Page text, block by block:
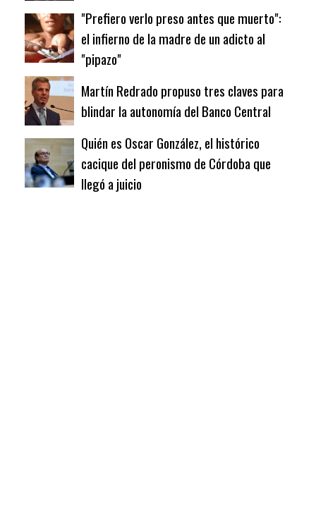
"Prefiero verlo preso antes que muerto":
el infierno de la madre de un adicto al
"pipazo"
Martín Redrado propuso tres claves para
blindar la autonomía del Banco Central
Quién es Oscar González, el histórico
cacique del peronismo de Córdoba que
llegó a juicio